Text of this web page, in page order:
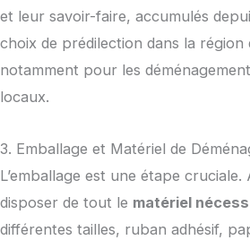
et leur savoir-faire, accumulés
choix de prédilection dans la région
notamment pour les
locaux.
3. Emballage et Matériel de
L’emballage est une étape
disposer de tout le matériel
différentes tailles, ruban adhésif,